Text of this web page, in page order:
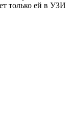
только ей в УЗИ